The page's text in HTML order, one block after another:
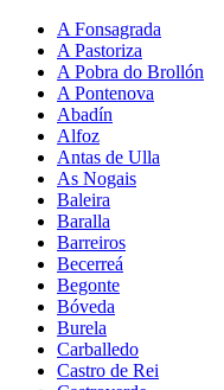
A Fonsagrada
A Pastoriza
A Pobra do Brollón
A Pontenova
Abadín
Alfoz
Antas de Ulla
As Nogais
Baleira
Baralla
Barreiros
Becerreá
Begonte
Bóveda
Burela
Carballedo
Castro de Rei